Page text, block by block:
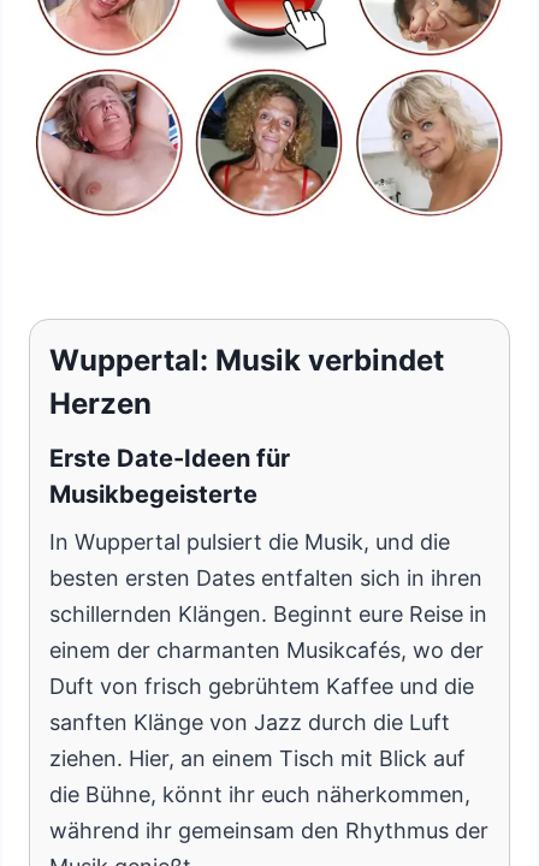
Wuppertal: Musik verbindet
Herzen
Erste Date-Ideen für
Musikbegeisterte
In Wuppertal pulsiert die Musik, und die
besten ersten Dates entfalten sich in ihren
schillernden Klängen. Beginnt eure Reise in
einem der charmanten Musikcafés, wo der
Duft von frisch gebrühtem Kaffee und die
sanften Klänge von Jazz durch die Luft
ziehen. Hier, an einem Tisch mit Blick auf
die Bühne, könnt ihr euch näherkommen,
während ihr gemeinsam den Rhythmus der